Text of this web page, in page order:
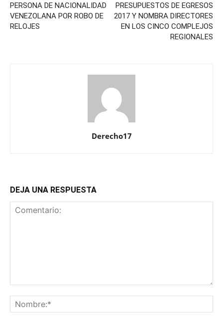
PERSONA DE NACIONALIDAD
VENEZOLANA POR ROBO DE
RELOJES
PRESUPUESTOS DE EGRESOS
2017 Y NOMBRA DIRECTORES
EN LOS CINCO COMPLEJOS
REGIONALES
Derecho17
DEJA UNA RESPUESTA